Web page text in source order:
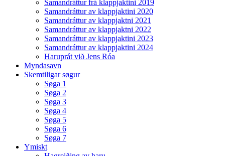
Samandráttur frá klappjaktini 2019
Samandráttur av klappjaktini 2020
Samandráttur av klappjaktni 2021
Samandráttur av klappjaktni 2022
Samandráttur av klappjaktini 2023
Samandráttur av klappjaktini 2024
Haruprát við Jens Róa
Myndasavn
Skemtiligar søgur
Søga 1
Søga 2
Søga 3
Søga 4
Søga 5
Søga 6
Søga 7
Ymiskt